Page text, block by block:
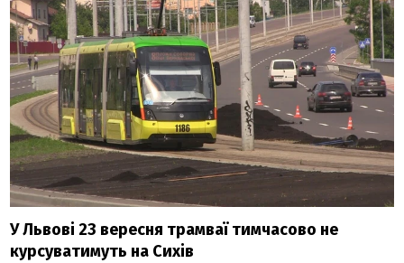
У Львові 23 вересня трамваї тимчасово не
курсуватимуть на Сихів